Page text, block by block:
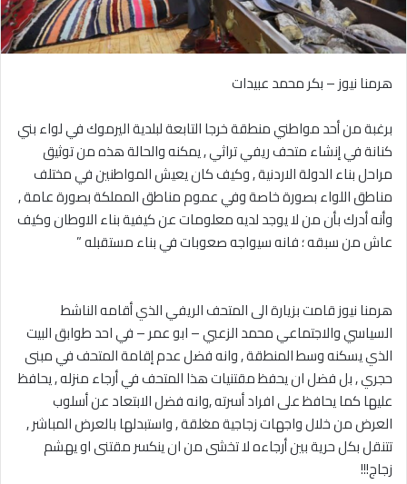
‎برغبة من أحد مواطني منطقة خرجا التابعة لبلدية اليرموك في لواء بني
كنانة في إنشاء متحف ريفي تراثي , يمكنه والحالة هذه من توثيق
مراحل بناء الدولة الاردنية , وكيف كان يعيش المواطنين في مختلف
مناطق اللواء بصورة خاصة وفي عموم مناطق المملكة بصورة عامة ,
وأنه أدرك بأن من لا يوجد لديه معلومات عن كيفية بناء الاوطان وكيف
عاش من سبقه ؛ فانه سيواجه صعوبات في بناء مستقبله ”
‎هرمنا نيوز قامت بزيارة الى المتحف الريفي الذي أقامه الناشط
السياسي والاجتماعي محمد الزعبي – ابو عمر – في احد طوابق البيت
الذي يسكنه وسط المنطقة , وانه فضل عدم إقامة المتحف في مبنى
حجري , بل فضل ان يحفظ مقتنيات هذا المتحف في أرجاء منزله , يحافظ
عليها كما يحافظ على افراد أسرته ,وانه فضل الابتعاد عن أسلوب
العرض من خلال واجهات زجاجية مغلقة , واستبدلها بالعرض المباشر ,
تتنقل بكل حرية بين أرجاءه لا تخشى من ان ينكسر مقتنى او يهشم
زجاج!!!